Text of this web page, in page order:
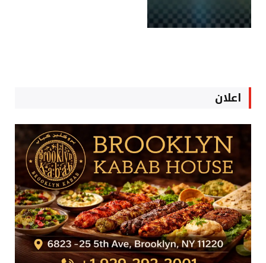
اعلان